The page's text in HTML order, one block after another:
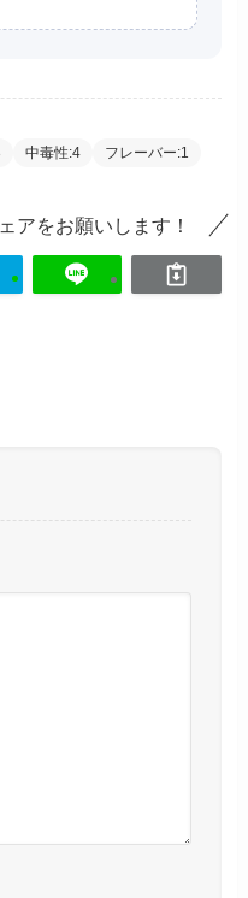
中毒性:4 フレーバー:1
をお願いします！